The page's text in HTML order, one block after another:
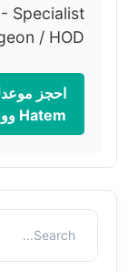
- Specialist
/ HOD
Hatem ووفر كاش باك فوري 💰